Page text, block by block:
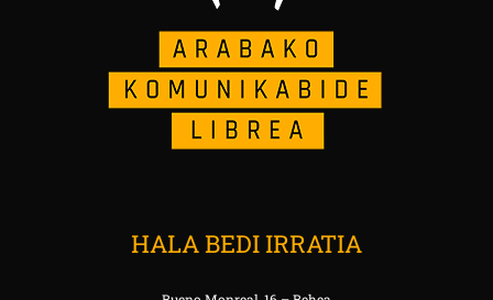
HALA BEDI IRRATIA